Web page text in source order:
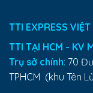
TTI EXPRESS VIỆT
TTI TẠI HCM - KV
Trụ sở chính: 70
TPHCM (khu Tên